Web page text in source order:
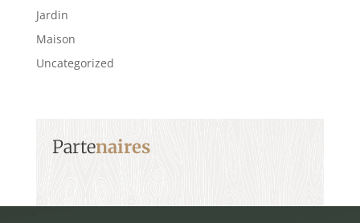
Jardin
Maison
Uncategorized
Partenaires